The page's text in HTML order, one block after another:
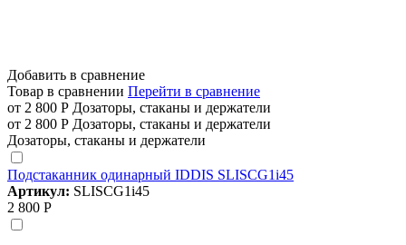
Добавить в сравнение
Товар в сравнении Перейти в сравнение
от 2 800 Р Дозаторы, стаканы и держатели
от 2 800 Р Дозаторы, стаканы и держатели
Дозаторы, стаканы и держатели
Подстаканник одинарный IDDIS SLISCG1i45
Артикул: SLISCG1i45
2 800 Р